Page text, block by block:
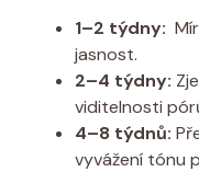
1–2 ​týdny:
jasnost.
2–4 týdny:
viditelnosti
4–8 týdnů:
vyvážení tónu